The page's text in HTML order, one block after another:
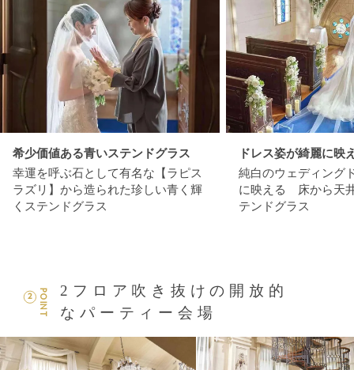
希少価値ある青いステンドグラス
幸運を呼ぶ石として有名な【ラピス
ラズリ】から造られた珍しい青く輝
くステンドグラス
ドレス姿が綺麗に映
純白のウェディング
に映える 床から天
テンドグラス
POINT
2
2フロア吹き抜けの開放的
なパーティー会場